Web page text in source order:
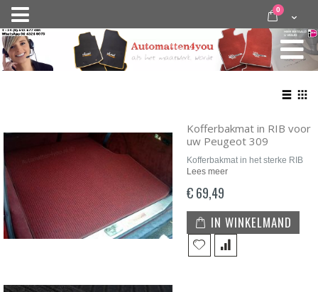
Nav
activeren
door
inhoud
Cart
0 items
Kofferbakmat in RIB voor
uw Peugeot 309
Kofferbakmat in het sterke RIB
Lees meer
€ 69,49
IN WINKELMAND